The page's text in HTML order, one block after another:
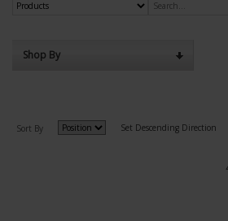
Shop By
Sort By Set Descending Direction